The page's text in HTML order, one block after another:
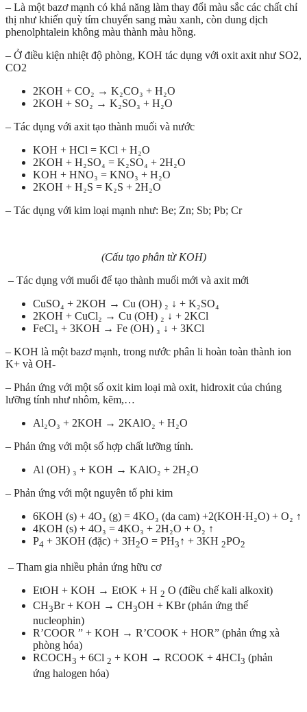
– Là một bazơ mạnh có khả năng làm thay đổi màu sắc các chất chỉ
thị như khiến quỳ tím chuyển sang màu xanh, còn dung dịch
phenolphtalein không màu thành màu hồng.
– Ở điều kiện nhiệt độ phòng, KOH tác dụng với oxit axit như SO2,
CO2
2KOH + CO₂ → K₂CO₃ + H₂O
2KOH + SO₂ → K₂SO₃ + H₂O
– Tác dụng với axit tạo thành muối và nước
KOH + HCl = KCl + H₂O
2KOH + H₂SO₄ = K₂SO₄ + 2H₂O
KOH + HNO₃ = KNO₃ + H₂O
2KOH + H₂S = K₂S + 2H₂O
– Tác dụng với kim loại mạnh như: Be; Zn; Sb; Pb; Cr
(Cấu tạo phân từ KOH)
– Tác dụng với muối để tạo thành muối mới và axit mới
CuSO₄ + 2KOH → Cu (OH) ₂ ↓ + K₂SO₄
2KOH + CuCl₂ → Cu (OH) ₂ ↓ + 2KCl
FeCl₃ + 3KOH → Fe (OH) ₃ ↓ + 3KCl
– KOH là một bazơ mạnh, trong nước phân li hoàn toàn thành ion
K+ và OH-
– Phản ứng với một số oxit kim loại mà oxit, hidroxit của chúng
lưỡng tính như nhôm, kẽm,…
Al₂O₃ + 2KOH → 2KAlO₂ + H₂O
– Phản ứng với một số hợp chất lưỡng tính.
Al (OH) ₃ + KOH → KAlO₂ + 2H₂O
– Phản ứng với một nguyên tố phi kim
6KOH (s) + 4O₃ (g) = 4KO₃ (da cam) +2(KOH·H₂O) + O₂ ↑
4KOH (s) + 4O₃ = 4KO₃ + 2H₂O + O₂ ↑
P4 + 3KOH (đặc) + 3H2O = PH3 ↑ + 3KH 2PO2
– Tham gia nhiều phản ứng hữu cơ
EtOH + KOH → EtOK + H 2 O (điều chế kali alkoxit)
CH3Br + KOH → CH3OH + KBr (phản ứng thế
nucleophin)
R’COOR ” + KOH → R’COOK + HOR” (phản ứng xà
phòng hóa)
RCOCH3 + 6Cl 2 + KOH → RCOOK + 4HCI3 (phản
ứng halogen hóa)